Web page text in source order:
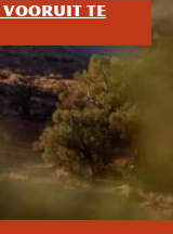
vooruit te